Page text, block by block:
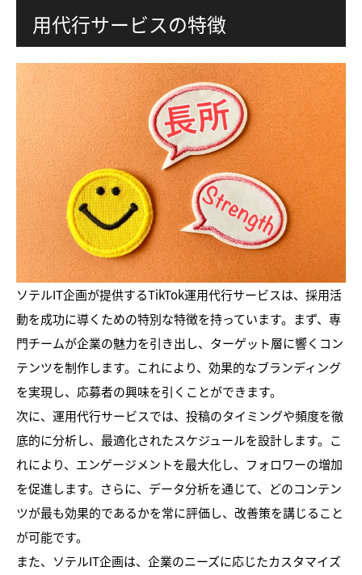
用代行サービスの特徴
ソテルIT企画が提供するTikTok運用代行サービスは、採用活
動を成功に導くための特別な特徴を持っています。まず、専
門チームが企業の魅力を引き出し、ターゲット層に響くコン
テンツを制作します。これにより、効果的なブランディング
を実現し、応募者の興味を引くことができます。
次に、運用代行サービスでは、投稿のタイミングや頻度を徹
底的に分析し、最適化されたスケジュールを設計します。こ
れにより、エンゲージメントを最大化し、フォロワーの増加
を促進します。さらに、データ分析を通じて、どのコンテン
ツが最も効果的であるかを常に評価し、改善策を講じること
が可能です。
また、ソテルIT企画は、企業のニーズに応じたカスタマイズ